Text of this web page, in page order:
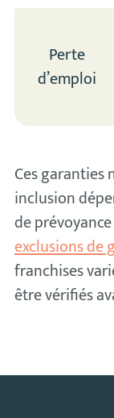
Perte
d’emploi
Ces garanties
inclusion
de
exclusions de
franchises
être vérifiés